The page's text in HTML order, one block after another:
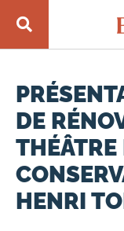
DE
HENRI